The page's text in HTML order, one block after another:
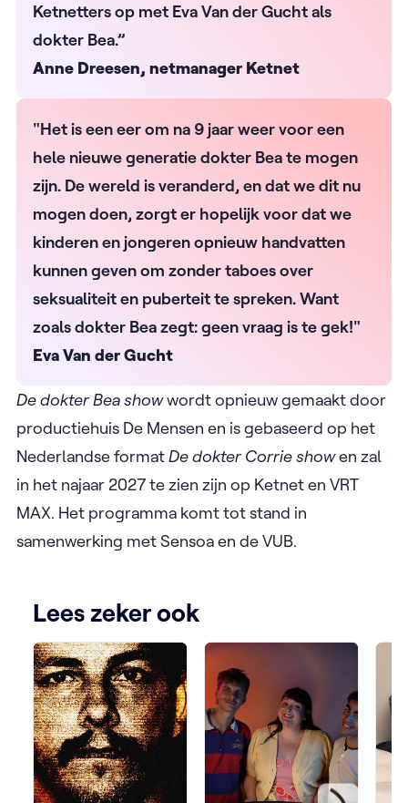
Ketnetters op met Eva Van der Gucht als
dokter Bea.”
Anne Dreesen, netmanager Ketnet
"Het is een eer om na 9 jaar weer voor een
hele nieuwe generatie dokter Bea te mogen
zijn. De wereld is veranderd, en dat we dit nu
mogen doen, zorgt er hopelijk voor dat we
kinderen en jongeren opnieuw handvatten
kunnen geven om zonder taboes over
seksualiteit en puberteit te spreken. Want
zoals dokter Bea zegt: geen vraag is te gek!"
Eva Van der Gucht
De dokter Bea showwordt opnieuw gemaakt door
productiehuis De Mensen en is gebaseerd op het
Nederlandse formatDe dokter Corrie showen zal
in het najaar 2027 te zien zijn op Ketnet en VRT
MAX. Het programma komt tot stand in
samenwerking met Sensoa en de VUB.
Lees zeker ook